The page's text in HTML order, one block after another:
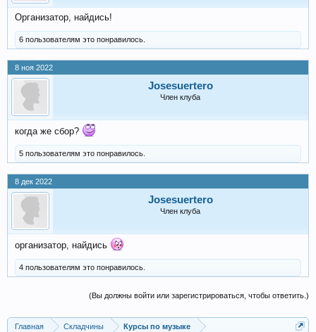
Организатор, найдись!
6 пользователям это понравилось.
8 ноя 2022
Josesuertero
Член клуба
когда же сбор?
5 пользователям это понравилось.
8 дек 2022
Josesuertero
Член клуба
организатор, найдись
4 пользователям это понравилось.
(Вы должны войти или зарегистрироваться, чтобы ответить.)
Главная Складчины Курсы по музыке